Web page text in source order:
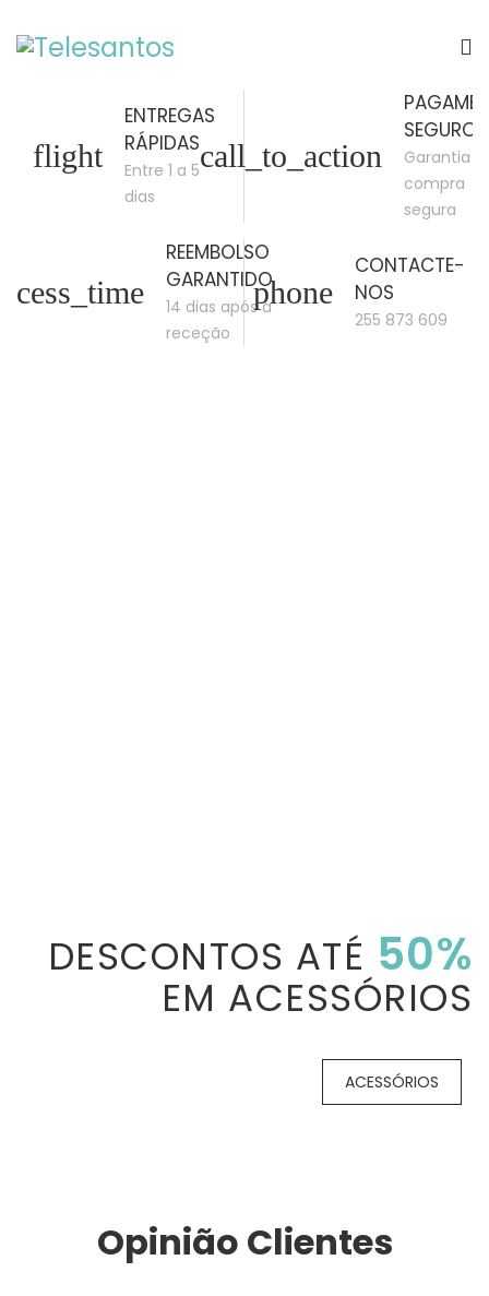
flight
ENTREGAS
RÁPIDAS
Entre 1 a 5
dias
call_to_action
SEGURO
Garantia
compra
segura
REEMBOLSO
GARANTIDO
14 dias após a
receção
phone
CONTACTE-
NOS
255 873 609
DESCONTOS ATÉ 50%
EM ACESSÓRIOS
ACESSÓRIOS
Opinião Clientes